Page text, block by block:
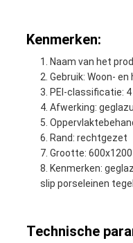
Kenmerken:
Naam van het
Gebruik: Woon-
PEI-classificatie: 4
Afwerking:
Rand: rechtgezet
Grootte:
Kenmerken:
slip porseleinen
Technische